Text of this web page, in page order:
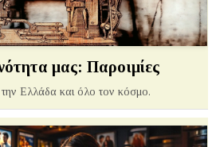
μας: Παροιμίες
Ελλάδα και όλο τον κόσμο.